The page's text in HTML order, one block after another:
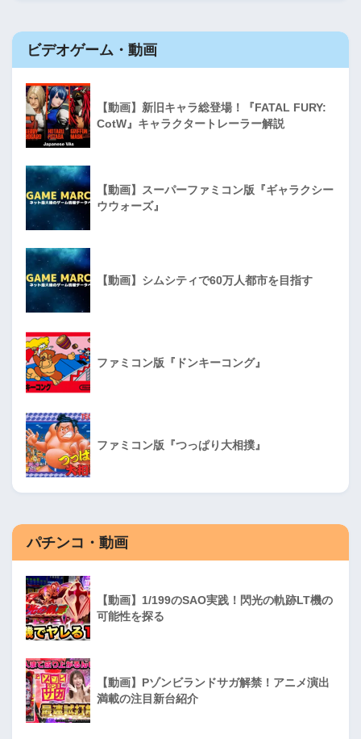
ビデオゲーム・動画
【動画】新旧キャラ総登場！『FATAL FURY:
CotW』キャラクタートレーラー解説
【動画】スーパーファミコン版『ギャラクシー
ウウォーズ』
【動画】シムシティで60万人都市を目指す
ファミコン版『ドンキーコング』
ファミコン版『つっぱり大相撲』
パチンコ・動画
【動画】1/199のSAO実践！閃光の軌跡LT機の
可能性を探る
【動画】Pゾンビランドサガ解禁！アニメ演出
満載の注目新台紹介